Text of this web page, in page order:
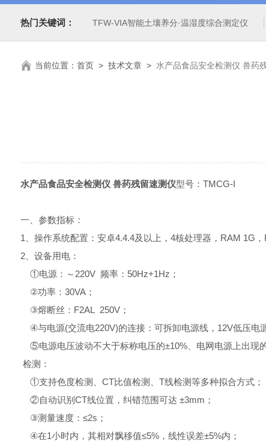
热门关键词： TFW-VIA智能土壤养分·温湿度综合测定仪
当前位置： 首页> 技术文章> 水产品食品安全检测仪 兽药
水产品食品安全检测仪 兽药残留速测仪型号：TMCG-I
一、参数指标：
1、操作系统配置：安卓4.4.4及以上，4核处理器，RAM 1G
2、设备用电：
①电源：～220V 频率：50Hz+1Hz；
②功率：30VA；
③熔断丝：F2AL 250V；
④与电源(交流电220V)的连接：可拆卸电源线，12V低压电
⑤电源电压波动不大于标称电压的±10%、电网电源上出现
检测：
①支持色度检测、CT比值检测、T线检测等多种拟合方式；
②自动识别CT线位置，纠错范围可达 ±3mm；
③测量速度：≤2s；
④在1小时内，其相对飘移值≤5%，线性误差±5%内；